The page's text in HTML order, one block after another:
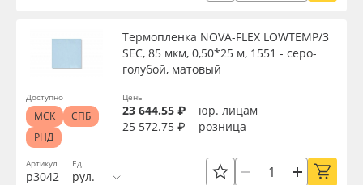
Артикул
р3042
Термопленка NOVA-FLEX LOWTEMP/3
SEC, 85 мкм, 0,50*25 м, 1551 - серо-
голубой, матовый
Ед.
рул.
Цены
23 644.55 ₽
юр. лицам
25 572.75 ₽
розница
Доступно
МСК
СПБ
РНД